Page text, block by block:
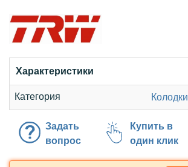
Характеристики
Категория Колодки
Задать
вопрос
Купить в
один клик